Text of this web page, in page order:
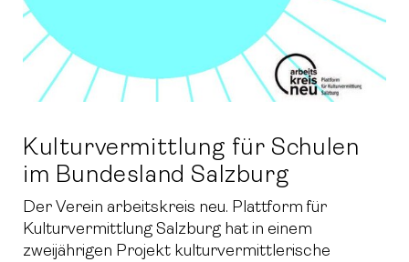
Kulturvermittlung für Schulen
im Bundesland Salzburg
Der Verein arbeitskreis neu. Plattform für
Kulturvermittlung Salzburg hat in einem
zweijährigen Projekt kulturvermittlerische